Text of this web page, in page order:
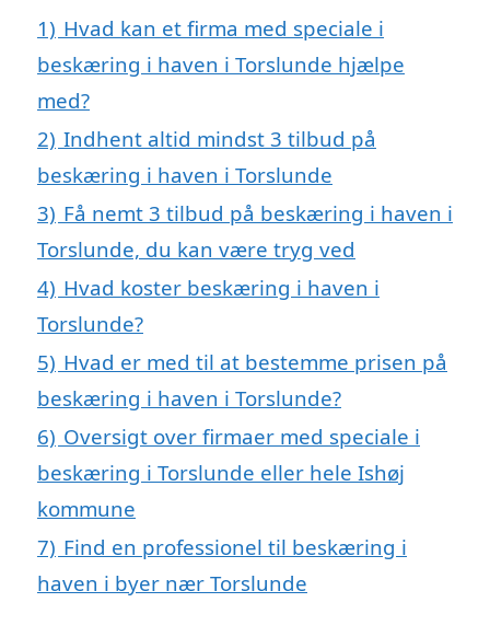
1) Hvad kan et firma med speciale i
beskæring i haven i Torslunde hjælpe
med?
2) Indhent altid mindst 3 tilbud på
beskæring i haven i Torslunde
3) Få nemt 3 tilbud på beskæring i haven i
Torslunde, du kan være tryg ved
4) Hvad koster beskæring i haven i
Torslunde?
5) Hvad er med til at bestemme prisen på
beskæring i haven i Torslunde?
6) Oversigt over firmaer med speciale i
beskæring i Torslunde eller hele Ishøj
kommune
7) Find en professionel til beskæring i
haven i byer nær Torslunde